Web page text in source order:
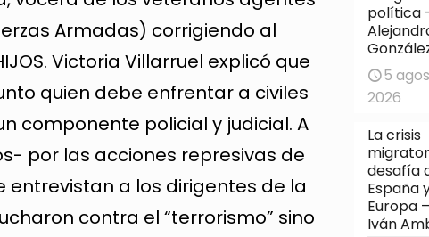
Armadas) corrigiendo al
Victoria Villarruel explicó que
quien debe enfrentar a civiles
componente policial y judicial. A
por las acciones represivas de
a los dirigentes de la
contra el “terrorismo” sino
política
5
2026
La crisis
desafía
España
Europa
Iván